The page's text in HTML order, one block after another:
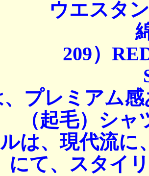
ウエスタ
209）
プレミアム
（起毛）シ
は、現代流に
にて、スタイ